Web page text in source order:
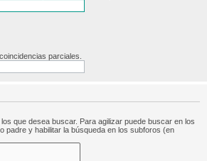
parciales.
que desea buscar. Para agilizar puede buscar en los
padre y habilitar la búsqueda en los subforos (en